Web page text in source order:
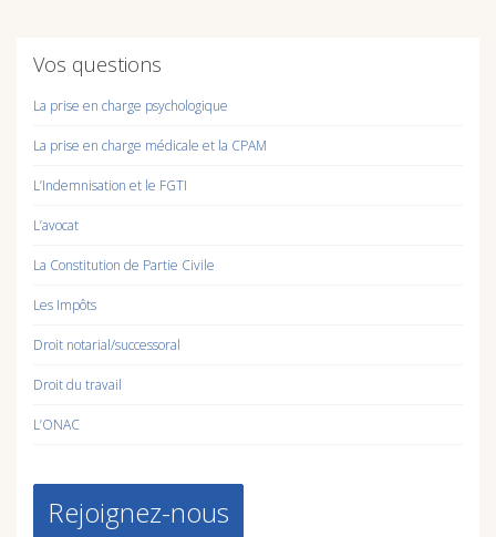
Vos questions
La prise en charge psychologique
La prise en charge médicale et la CPAM
L’Indemnisation et le FGTI
L’avocat
La Constitution de Partie Civile
Les Impôts
Droit notarial/successoral
Droit du travail
L’ONAC
Rejoignez-nous